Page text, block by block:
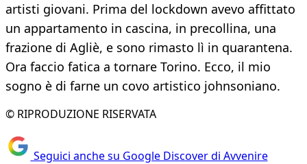
artisti giovani. Prima del lockdown avevo affittato
un appartamento in cascina, in precollina, una
frazione di Agliè, e sono rimasto lì in quarantena.
Ora faccio fatica a tornare Torino. Ecco, il mio
sogno è di farne un covo artistico johnsoniano.
© RIPRODUZIONE RISERVATA
Seguici anche su Google Discover di Avvenire